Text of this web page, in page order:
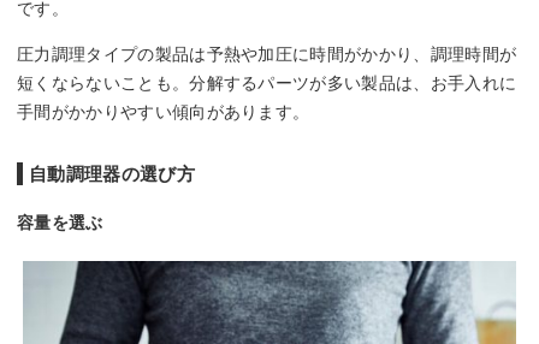
です。
圧力調理タイプの製品は予熱や加圧に時間がかかり、調理時間が
短くならないことも。分解するパーツが多い製品は、お手入れに
手間がかかりやすい傾向があります。
自動調理器の選び方
容量を選ぶ